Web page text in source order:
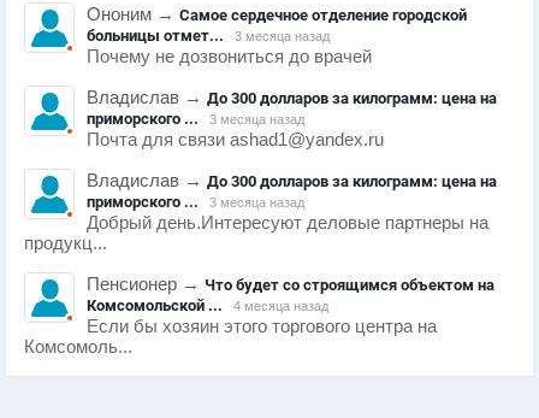
Ононим → Самое сердечное отделение городской
больницы отмет...
3 месяца назад
Почему не дозвониться до врачей
Владислав → До 300 долларов за килограмм: цена на
приморского ...
3 месяца назад
Почта для связи ashad1@yandex.ru
Владислав → До 300 долларов за килограмм: цена на
приморского ...
3 месяца назад
Добрый день.Интересуют деловые партнеры на
продукц...
Пенсионер → Что будет со строящимся объектом на
Комсомольской ...
4 месяца назад
Если бы хозяин этого торгового центра на
Комсомоль...